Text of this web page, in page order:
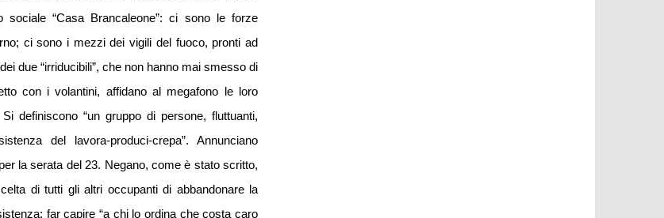
“Casa Brancaleone”: ci sono le forze
ci sono i mezzi dei vigili del fuoco, pronti ad
due “irriducibili”, che non hanno mai smesso di
con i volantini, affidano al megafono le loro
definiscono “un gruppo di persone, fluttuanti,
del lavora-produci-crepa”. Annunciano
la serata del 23. Negano, come è stato scritto,
di tutti gli altri occupanti di abbandonare la
far capire “a chi lo ordina che costa caro